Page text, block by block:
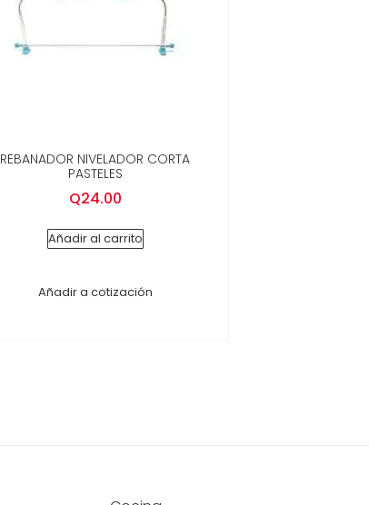
REBANADOR NIVELADOR CORTA
PASTELES
Q24.00
Añadir al carrito
Añadir a cotización